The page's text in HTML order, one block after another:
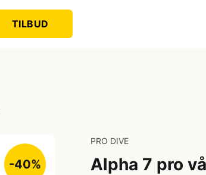
TILBUD
-40%
PRO DIVE
Alpha 7 pro